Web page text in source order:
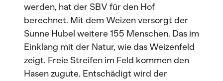
werden, hat der SBV für den Hof
berechnet. Mit dem Weizen versorgt der
Sunne Hubel weitere 155 Menschen. Das im
Einklang mit der Natur, wie das Weizenfeld
zeigt. Freie Streifen im Feld kommen den
Hasen zugute. Entschädigt wird der